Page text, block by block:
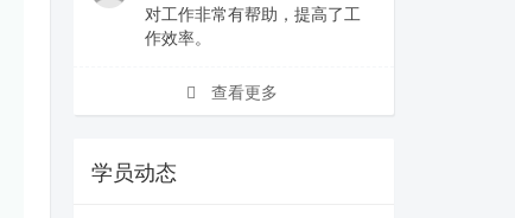
对工作非常有帮助，提高了工
作效率。
查看更多
学员动态